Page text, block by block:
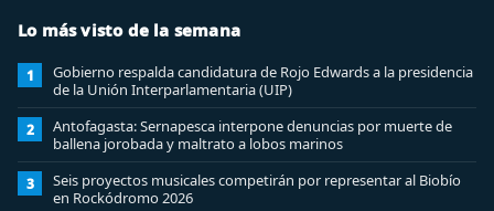
Lo más visto de la semana
1
Gobierno respalda candidatura de Rojo Edwards a la presidencia
de la Unión Interparlamentaria (UIP)
2
Antofagasta: Sernapesca interpone denuncias por muerte de
ballena jorobada y maltrato a lobos marinos
3
Seis proyectos musicales competirán por representar al Biobío
en Rockódromo 2026